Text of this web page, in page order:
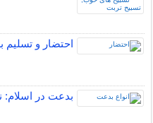
احتضار و تسلیم
بدعت در اسلام: